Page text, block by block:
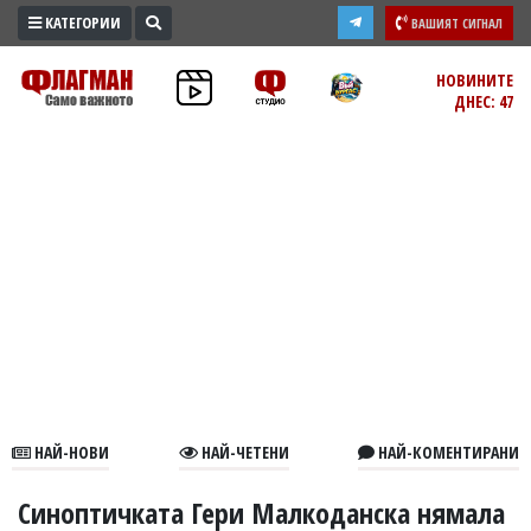
ПРОМО
ЗОНА
В
КАТЕГОРИИ ВАШИЯТ СИГНАЛ
НОВИНИТЕ
ДНЕС: 47
НАЙ-НОВИ НАЙ-ЧЕТЕНИ НАЙ-КОМЕНТИРАНИ
Синоптичката Гери Малкоданска нямала